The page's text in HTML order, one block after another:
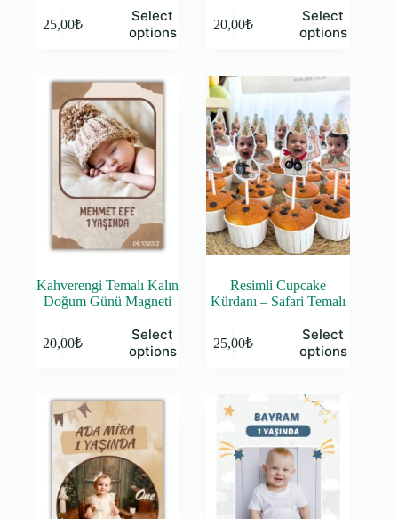
25,00₺
Select
options
20,00₺
Select
options
Kahverengi Temalı Kalın
Doğum Günü Magneti
20,00₺
Select
options
Resimli Cupcake
Kürdanı – Safari Temalı
25,00₺
Select
options